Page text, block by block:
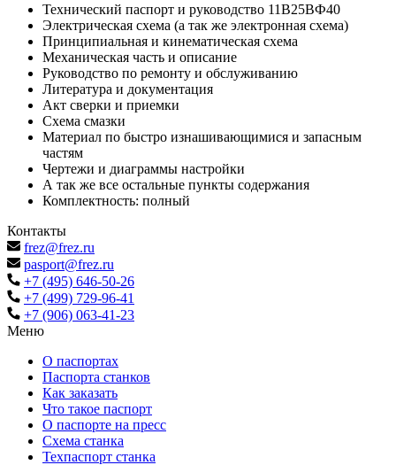
Технический паспорт и руководство 11В25ВФ40
Электрическая схема (а так же электронная схема)
Принципиальная и кинематическая схема
Механическая часть и описание
Руководство по ремонту и обслуживанию
Литература и документация
Акт сверки и приемки
Схема смазки
Материал по быстро изнашивающимися и запасным
частям
Чертежи и диаграммы настройки
А так же все остальные пункты содержания
Комплектность: полный
Контакты
frez@frez.ru
pasport@frez.ru
+7 (495) 646-50-26
+7 (499) 729-96-41
+7 (906) 063-41-23
Меню
О паспортах
Паспорта станков
Как заказать
Что такое паспорт
О паспорте на пресс
Схема станка
Техпаспорт станка